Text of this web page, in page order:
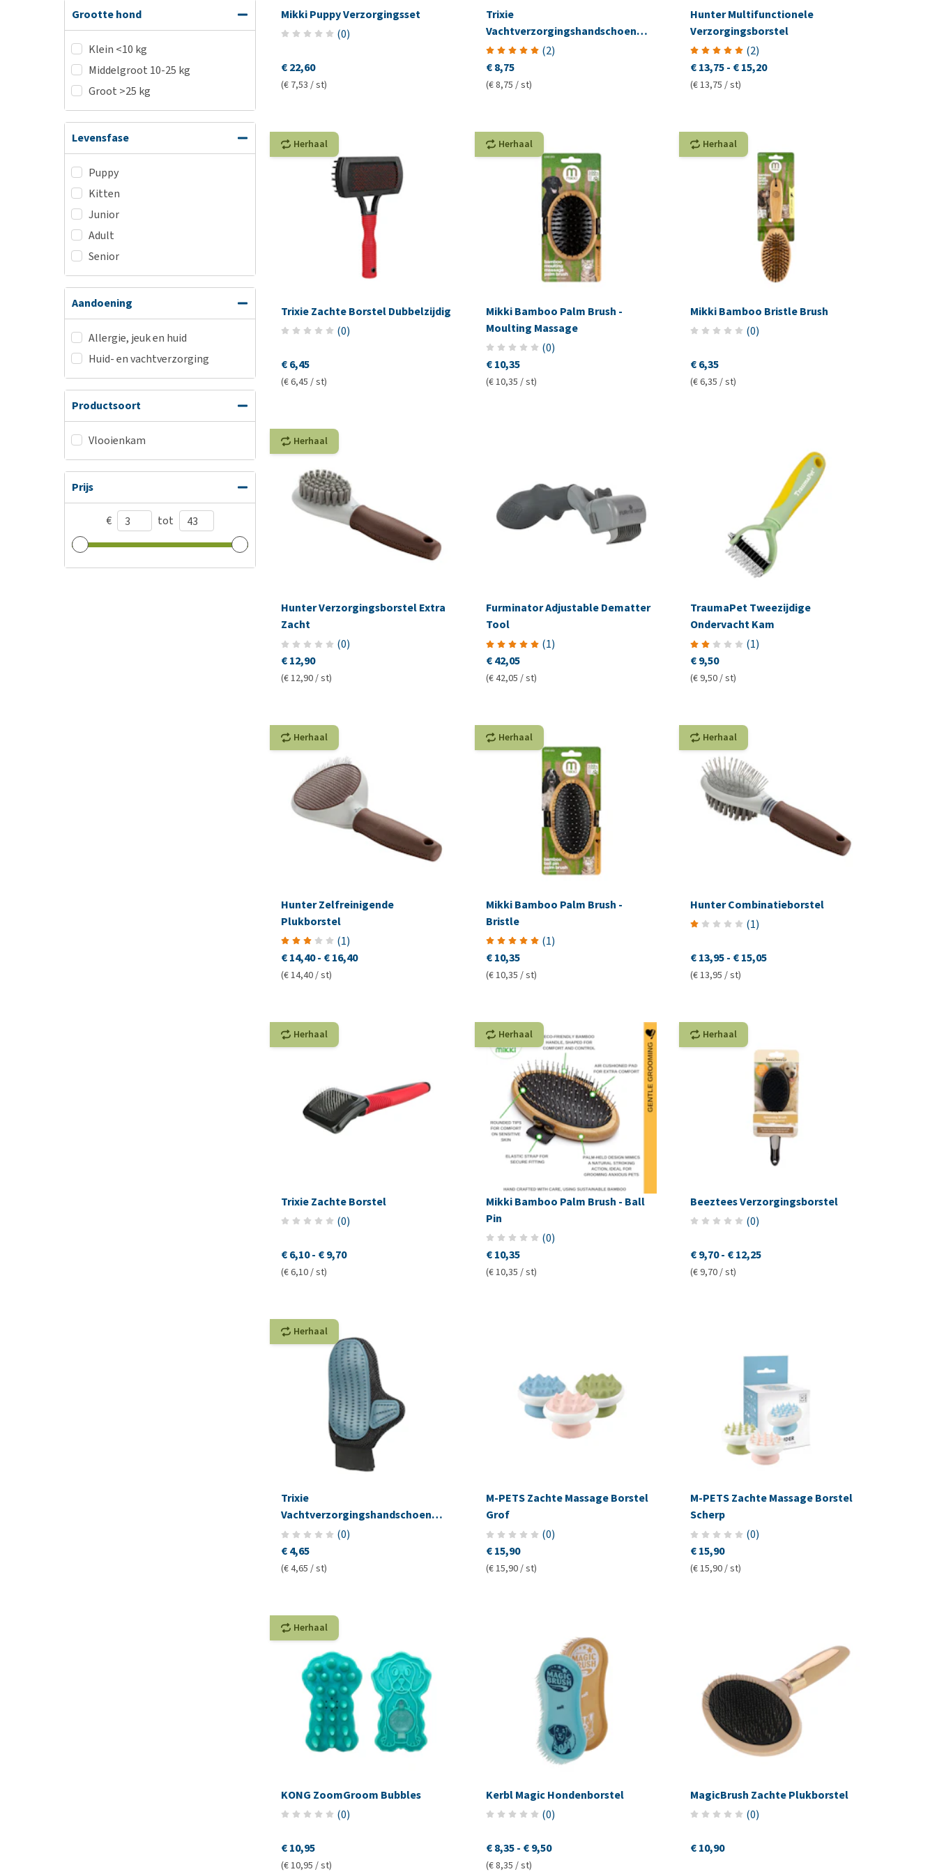
Grootte hond
Klein <10 kg
Middelgroot 10-25 kg
Groot >25 kg
Levensfase
Puppy
Kitten
Junior
Adult
Senior
Aandoening
Allergie, jeuk en huid
Huid- en vachtverzorging
Productsoort
Vlooienkam
Prijs
€ tot
Mikki Puppy Verzorgingsset
(0)
€ 22,60
(€ 7,53 / st)
Trixie
Vachtverzorgingshandschoen
Lange Noppen
(2)
€ 8,75
(€ 8,75 / st)
Hunter Multifunctionele
Verzorgingsborstel
(2)
€ 13,75- € 15,20
(€ 13,75 / st)
Herhaal
Trixie Zachte Borstel Dubbelzijdig
(0)
€ 6,45
(€ 6,45 / st)
Herhaal
Mikki Bamboo Palm Brush -
Moulting Massage
(0)
€ 10,35
(€ 10,35 / st)
Herhaal
Mikki Bamboo Bristle Brush
(0)
€ 6,35
(€ 6,35 / st)
Herhaal
Hunter Verzorgingsborstel Extra
Zacht
(0)
€ 12,90
(€ 12,90 / st)
Furminator Adjustable Dematter
Tool
(1)
€ 42,05
(€ 42,05 / st)
TraumaPet Tweezijdige
Ondervacht Kam
(1)
€ 9,50
(€ 9,50 / st)
Herhaal
Hunter Zelfreinigende
Plukborstel
(1)
€ 14,40- € 16,40
(€ 14,40 / st)
Herhaal
Mikki Bamboo Palm Brush -
Bristle
(1)
€ 10,35
(€ 10,35 / st)
Herhaal
Hunter Combinatieborstel
(1)
€ 13,95- € 15,05
(€ 13,95 / st)
Herhaal
Trixie Zachte Borstel
(0)
€ 6,10- € 9,70
(€ 6,10 / st)
Herhaal
Mikki Bamboo Palm Brush - Ball
Pin
(0)
€ 10,35
(€ 10,35 / st)
Herhaal
Beeztees Verzorgingsborstel
(0)
€ 9,70- € 12,25
(€ 9,70 / st)
Herhaal
Trixie
Vachtverzorgingshandschoen
Korte Noppen
(0)
€ 4,65
(€ 4,65 / st)
M-PETS Zachte Massage Borstel
Grof
(0)
€ 15,90
(€ 15,90 / st)
M-PETS Zachte Massage Borstel
Scherp
(0)
€ 15,90
(€ 15,90 / st)
Herhaal
KONG ZoomGroom Bubbles
(0)
€ 10,95
(€ 10,95 / st)
Kerbl Magic Hondenborstel
(0)
€ 8,35 - € 9,50
(€ 8,35 / st)
MagicBrush Zachte Plukborstel
(0)
€ 10,90